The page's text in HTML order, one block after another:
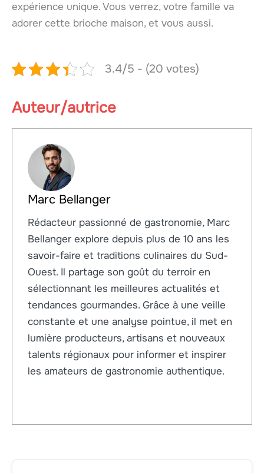
expérience unique. Vous verrez, votre famille va
adorer cette brioche maison, et vous aussi.
3.4/5 - (20 votes)
Auteur/autrice
Marc Bellanger
Rédacteur passionné de gastronomie, Marc
Bellanger explore depuis plus de 10 ans les
savoir-faire et traditions culinaires du Sud-
Ouest. Il partage son goût du terroir en
sélectionnant les meilleures actualités et
tendances gourmandes. Grâce à une veille
constante et une analyse pointue, il met en
lumière producteurs, artisans et nouveaux
talents régionaux pour informer et inspirer
les amateurs de gastronomie authentique.